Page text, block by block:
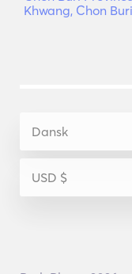
Khwang, Chon